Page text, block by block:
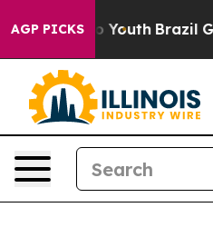
AGP PICKSto Youth Brazil Gives